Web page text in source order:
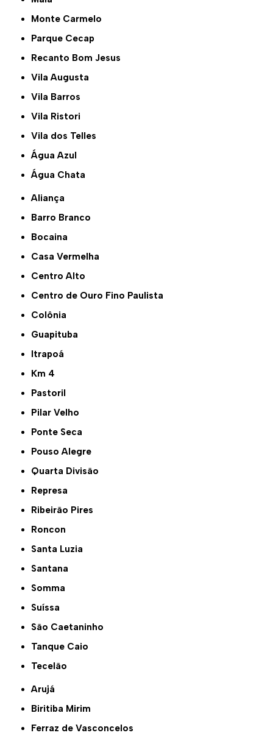
Monte Carmelo
Parque Cecap
Recanto Bom Jesus
Vila Augusta
Vila Barros
Vila Ristori
Vila dos Telles
Água Azul
Água Chata
Aliança
Barro Branco
Bocaina
Casa Vermelha
Centro Alto
Centro de Ouro Fino Paulista
Colônia
Guapituba
Itrapoá
Km 4
Pastoril
Pilar Velho
Ponte Seca
Pouso Alegre
Quarta Divisão
Represa
Ribeirão Pires
Roncon
Santa Luzia
Santana
Somma
Suíssa
São Caetaninho
Tanque Caio
Tecelão
Arujá
Biritiba Mirim
Ferraz de Vasconcelos